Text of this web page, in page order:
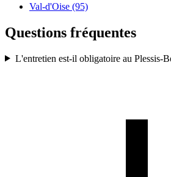
Val-d'Oise (95)
Questions fréquentes
L'entretien est-il obligatoire au Plessis-